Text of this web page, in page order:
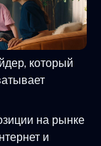
который
на рынке
и